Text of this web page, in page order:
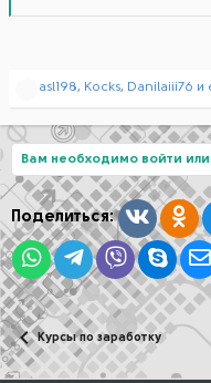
Р
ц
и
и
:
asl198, Kocks, Danilaiii76 и
Вам необходимо войти или
Поделиться:
WhatsAppTelegram
ViberSkype
Курсы по заработку